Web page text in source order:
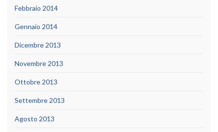
Febbraio 2014
Gennaio 2014
Dicembre 2013
Novembre 2013
Ottobre 2013
Settembre 2013
Agosto 2013